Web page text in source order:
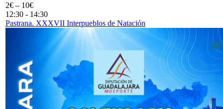
2€ – 10€
12:30 - 14:30
Pastrana. XXXVII Interpueblos de Natación